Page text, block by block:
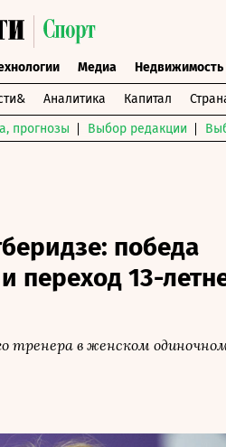
Медиа Недвижимость
Аналитика Капитал
прогнозы Выбор редакции
победа
переход 13-
тренера в женском